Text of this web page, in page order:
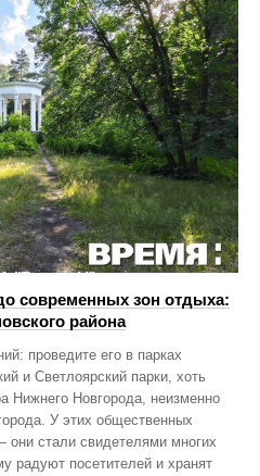
современных зон отдыха:
района
проведите его в парках
и Светлоярский парки, хоть
Нижнего Новгорода, неизменно
У этих общественных
они стали свидетелями многих
радуют посетителей и хранят